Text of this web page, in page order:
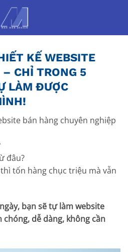
KẾ WEBSITE
CHỈ TRONG 5
LÀM ĐƯỢC
bán hàng chuyên nghiệp
đâu?
tốn hàng chục triệu mà vẫn
bạn sẽ tự làm website
dễ dàng, không cần